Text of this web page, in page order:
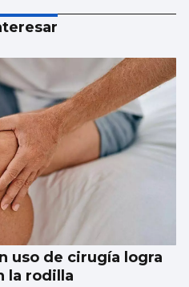
uso de cirugía logra
la rodilla